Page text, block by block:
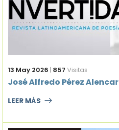
13 May 2026 | 857 Visitas
José Alfredo Pérez Alencar
LEER MÁS